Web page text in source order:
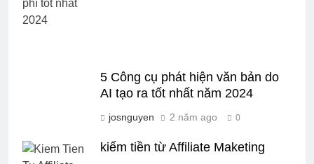
5 Công cụ phát hiện văn bản do
AI tạo ra tốt nhất năm 2024
josnguyen 2 năm ago 0
kiếm tiền từ Affiliate Maketing